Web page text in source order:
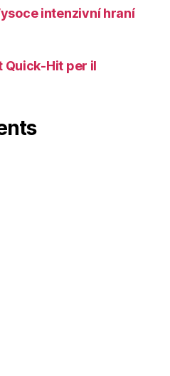
intenzivní hraní
Quick‑Hit per il